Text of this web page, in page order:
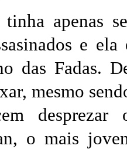
tinha apenas
e
das Fadas.
mesmo
o mais